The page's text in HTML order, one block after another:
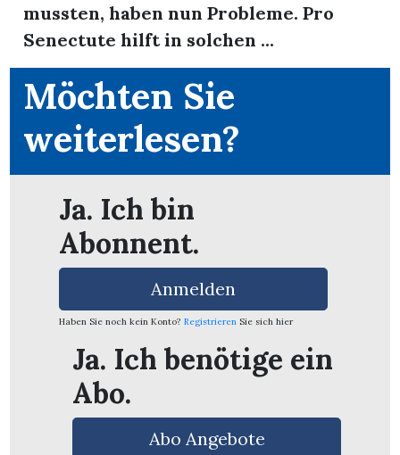
mussten, haben nun Probleme. Pro
Senectute hilft in solchen ...
Möchten Sie
weiterlesen?
Ja. Ich bin
Abonnent.
Anmelden
Haben Sie noch kein Konto? Registrieren Sie sich hier
Ja. Ich benötige ein
Abo.
Abo Angebote